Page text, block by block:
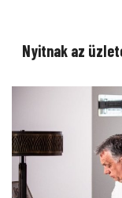
Nyitnak az